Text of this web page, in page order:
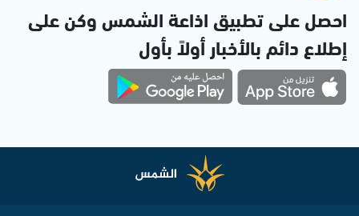
احصل على تطبيق اذاعة الشمس وكن على
إطلاع دائم بالأخبار أولاً بأول